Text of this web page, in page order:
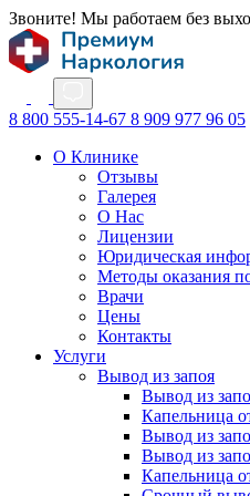
Звоните! Мы работаем без
8 800 555-14-67 8 909 977 96 05
О Клинике
Отзывы
Галерея
О Нас
Лицензии
Юридическая
Методы оказания
Врачи
Цены
Контакты
Услуги
Вывод из запоя
Вывод из
Капельница
Вывод из
Вывод из
Капельница